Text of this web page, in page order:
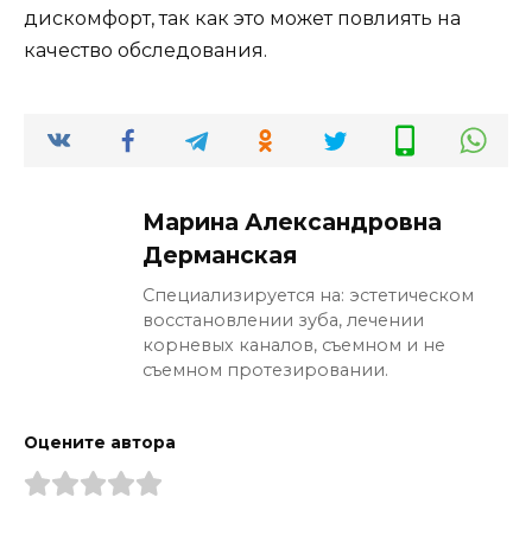
дискомфорт, так как это может повлиять на
качество обследования.
Марина Александровна
Дерманская
Специализируется на: эстетическом
восстановлении зуба, лечении
корневых каналов, съемном и не
съемном протезировании.
Оцените автора